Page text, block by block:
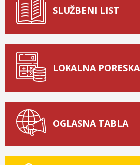
SLUŽBENI LIST
LOKALNA PORESKA
OGLASNA TABLA